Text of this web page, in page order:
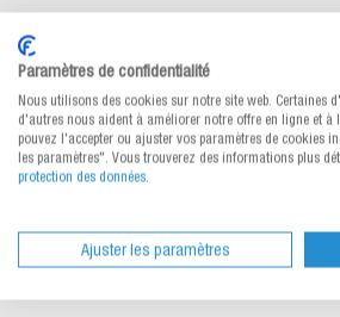
Charger
les
détails
À partir de
pce
Paramètres de confidentialité
Nous utilisons des cookies sur notre site web. Certaines
d'autres nous aident à améliorer notre offre en ligne et à
pouvez l'accepter ou ajuster vos paramètres de cookies
les paramètres". Vous trouverez des informations plus
protection des données.
Ajuster les paramètres